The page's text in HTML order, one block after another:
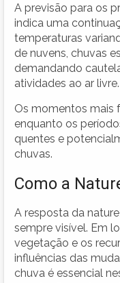
A previsão para os
indica uma
temperaturas
de nuvens, chuvas
demandando
atividades ao ar livre.
Os momentos mais
enquanto os
quentes e
chuvas.
Como a
A resposta da
sempre visível. Em
vegetação e os
influências das
chuva é essencial